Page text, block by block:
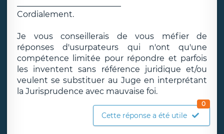
Cordialement.
Je vous conseillerais de vous méfier de
réponses d'usurpateurs qui n'ont qu'une
compétence limitée pour répondre et parfois
les inventent sans référence juridique et/ou
veulent se substituer au Juge en interprétant
la Jurisprudence avec mauvaise foi.
Cette réponse a été utile
0